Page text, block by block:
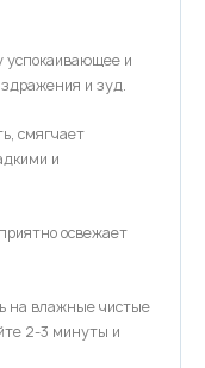
успокаивающее и
и зуд.
смягчает
и
освежает
на влажные чистые
2-3 минуты и